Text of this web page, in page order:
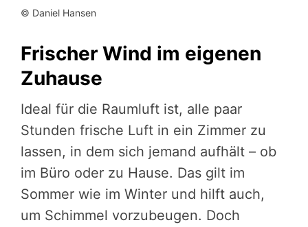
© Daniel Hansen
Frischer Wind im eigenen
Zuhause
Ideal für die Raumluft ist, alle paar
Stunden frische Luft in ein Zimmer zu
lassen, in dem sich jemand aufhält – ob
im Büro oder zu Hause. Das gilt im
Sommer wie im Winter und hilft auch,
um Schimmel vorzubeugen. Doch